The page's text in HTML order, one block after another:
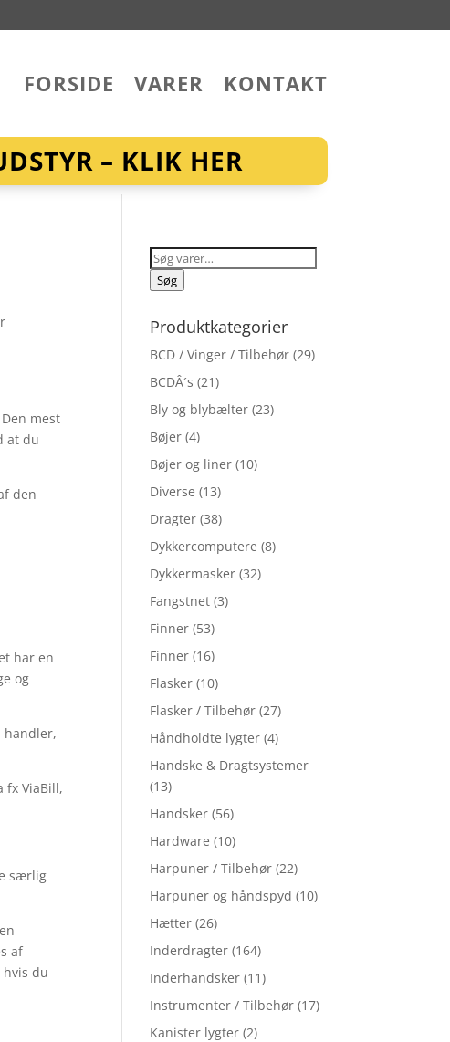
FORSIDE VARER KONTAKT
– KLIK HER
mest
at du
den
har en
og
handler,
fx ViaBill,
særlig
af
du
Søg
efter:
Søg
Produktkategorier
BCD / Vinger / Tilbehør (29)
BCDÂ´s (21)
Bly og blybælter (23)
Bøjer (4)
Bøjer og liner (10)
Diverse (13)
Dragter (38)
Dykkercomputere (8)
Dykkermasker (32)
Fangstnet (3)
Finner (53)
Finner (16)
Flasker (10)
Flasker / Tilbehør (27)
Håndholdte lygter (4)
Handske & Dragtsystemer
(13)
Handsker (56)
Hardware (10)
Harpuner / Tilbehør (22)
Harpuner og håndspyd (10)
Hætter (26)
Inderdragter (164)
Inderhandsker (11)
Instrumenter / Tilbehør (17)
Kanister lygter (2)